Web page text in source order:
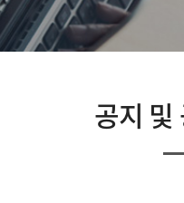
공지 및